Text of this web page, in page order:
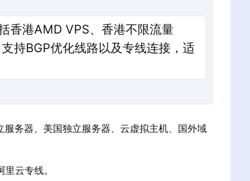
香港AMD VPS、香港不限流量
持BGP优化线路以及专线连接，适
务器、美国独立服务器、云虚拟主机、国外域
云专线。